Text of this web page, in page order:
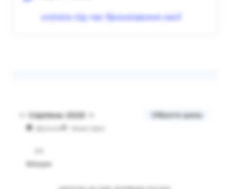
оплата під час бронювання сесії